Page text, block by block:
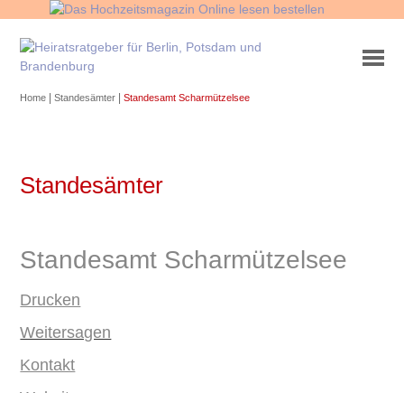
Home |Standesämter |Standesamt Scharmützelsee
Standesämter
Standesamt Scharmützelsee
Drucken
Weitersagen
Kontakt